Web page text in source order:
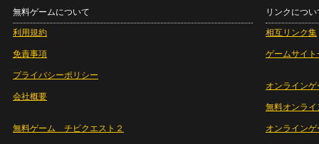
無料ゲームについて
利用規約
免責事項
プライバシーポリシー
会社概要
無料ゲーム チビクエスト２
リンクについ
相互リンク集
ゲームサイト
オンラインゲ
無料オンライ
オンライン